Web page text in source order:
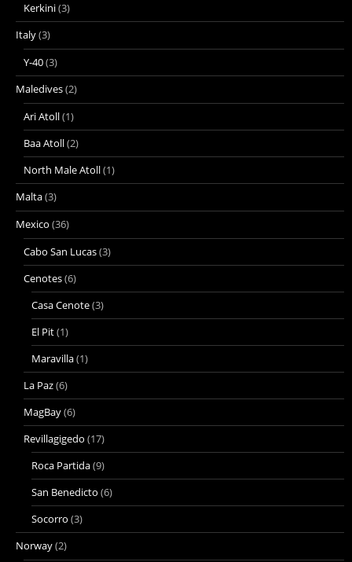
Kerkini(3)
Italy(3)
Y-40(3)
Maledives(2)
Ari Atoll(1)
Baa Atoll(2)
North Male Atoll(1)
Malta(3)
Mexico (36)
Cabo San Lucas(3)
Cenotes(6)
Casa Cenote(3)
El Pit(1)
Maravilla(1)
La Paz(6)
MagBay(6)
Revillagigedo (17)
Roca Partida(9)
San Benedicto (6)
Socorro (3)
Norway(2)